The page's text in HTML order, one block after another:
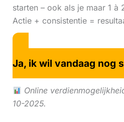
starten – ook als je maar 1 à
Actie + consistentie =
Ja, ik wil vandaag nog
Online
10-2025.